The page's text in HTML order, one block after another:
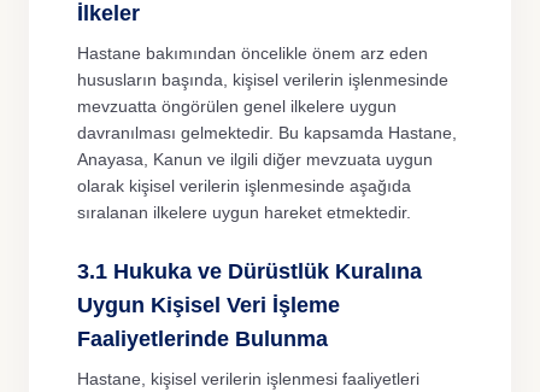
İlkeler
Hastane bakımından öncelikle önem arz eden
hususların başında, kişisel verilerin işlenmesinde
mevzuatta öngörülen genel ilkelere uygun
davranılması gelmektedir. Bu kapsamda Hastane,
Anayasa, Kanun ve ilgili diğer mevzuata uygun
olarak kişisel verilerin işlenmesinde aşağıda
sıralanan ilkelere uygun hareket etmektedir.
3.1 Hukuka ve Dürüstlük Kuralına
Uygun Kişisel Veri İşleme
Faaliyetlerinde Bulunma
Hastane, kişisel verilerin işlenmesi faaliyetleri